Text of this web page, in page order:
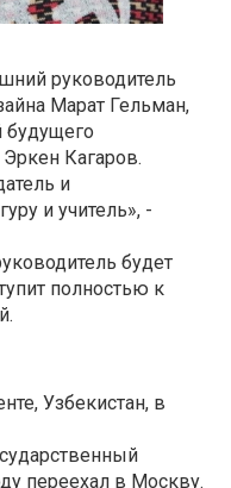
руководитель
Марат Гельман,
будущего
Кагаров.
и
и учитель», -
будет
полностью к
Узбекистан, в
переехал в Москву.